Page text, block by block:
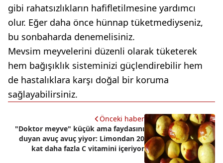
gibi rahatsızlıkların hafifletilmesine yardımcı
olur. Eğer daha önce hünnap tüketmediyseniz,
bu sonbaharda denemelisiniz.
Mevsim meyvelerini düzenli olarak tüketerek
hem bağışıklık sisteminizi güçlendirebilir hem
de hastalıklara karşı doğal bir koruma
sağlayabilirsiniz.
Önceki haber
"Doktor meyve" küçük ama faydasını
duyan avuç avuç yiyor: Limondan 20
kat daha fazla C vitamini içeriyor